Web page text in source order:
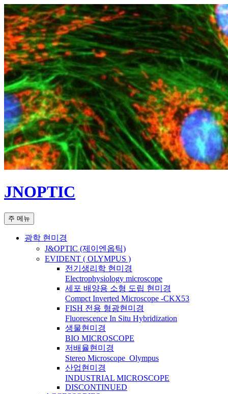
컨
텐
츠
로
건
너
뛰
기
JNOPTIC
검
색
주 메뉴
광학 현미경
J&OPTIC (제이엔옵틱)
EVIDENT ( OLYMPUS )
전기생리학 현미경
Electrophysiology microscope
세포 배양용 소형 도립 현미경
Compct Inverted Microscope -CKX53
FISH 전용 형광현미경
Fluorescence In Situ Hybridization
생물현미경
BIO MICROSCOPE
저배율현미경
Stereo Microscope_Olympus
산업현미경
INDUSTRIAL MICROSCOPE
DISCONTINUED